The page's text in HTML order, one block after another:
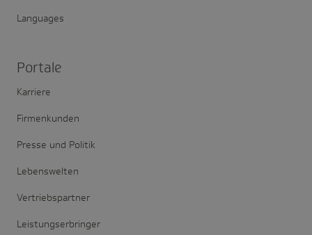
Languages
Portale
Karriere
Firmenkunden
Presse und Politik
Lebenswelten
Vertriebspartner
Leistungserbringer